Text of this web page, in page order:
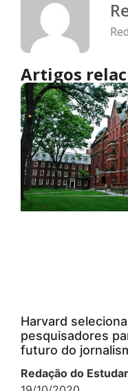
Artigos
Harvard seleciona
pesquisadores
futuro do
Redação do